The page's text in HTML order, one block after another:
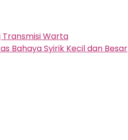
Warta
Bahaya Syirik Kecil dan Besar